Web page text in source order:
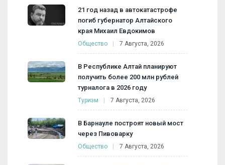
21 год назад в автокатастрофе
погиб губернатор Алтайского
края Михаил Евдокимов
Общество 7 Августа, 2026
В Республике Алтай планируют
получить более 200 млн рублей
турналога в 2026 году
Туризм 7 Августа, 2026
В Барнауле построят новый мост
через Пивоварку
Общество 7 Августа, 2026